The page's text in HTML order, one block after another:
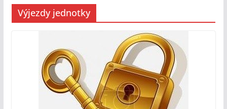
Výjezdy jednotky